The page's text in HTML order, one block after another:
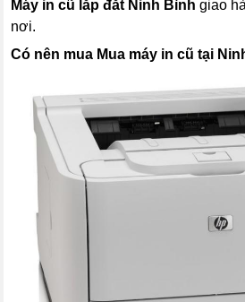
Máy in cũ lắp đăt Ninh Bình giao
nơi.
Có nên mua Mua máy in cũ tại